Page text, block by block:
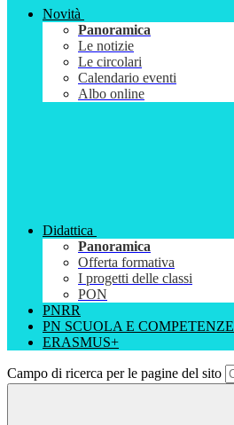
Novità
Panoramica
Le notizie
Le circolari
Calendario eventi
Albo online
Didattica
Panoramica
Offerta formativa
I progetti delle classi
PON
PNRR
PN SCUOLA E COMPETENZE
ERASMUS+
Campo di ricerca per le pagine del sito